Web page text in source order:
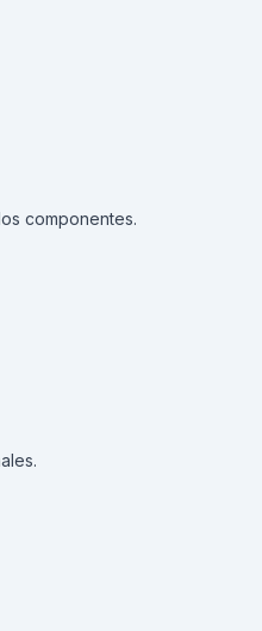
componentes.